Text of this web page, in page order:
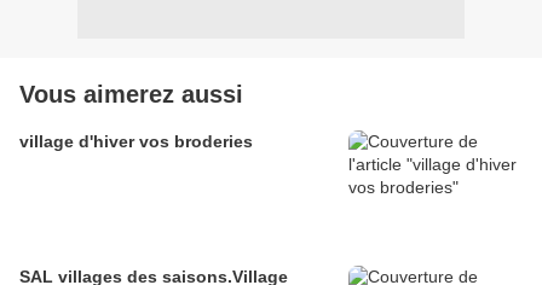
Vous aimerez aussi
village d'hiver vos broderies
SAL villages des saisons.Village